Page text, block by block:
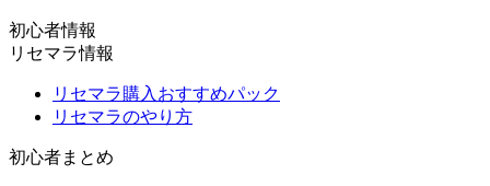
初心者情報
リセマラ情報
リセマラ購入おすすめパック
リセマラのやり方
初心者まとめ